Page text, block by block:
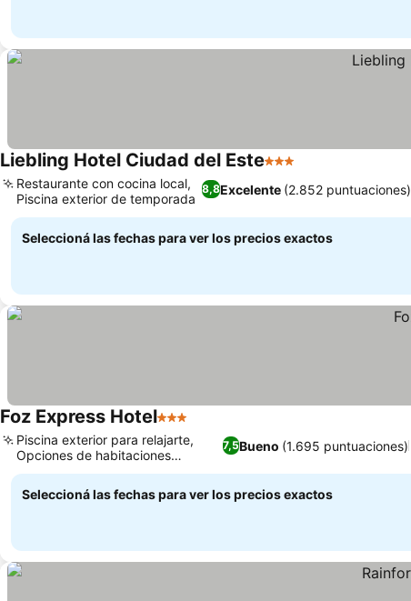
Liebling Hotel Ciudad del Este3 Estrellas
8,8Excelente (2.852 puntuaciones)
Restaurante con cocina local,
Piscina exterior de temporada
Seleccioná las fechas para ver los precios exactos
Foz Express Hotel3 Estrellas
7,5Bueno (1.695 puntuaciones)
Piscina exterior para relajarte,
Opciones de habitaciones
familiares
Seleccioná las fechas para ver los precios exactos